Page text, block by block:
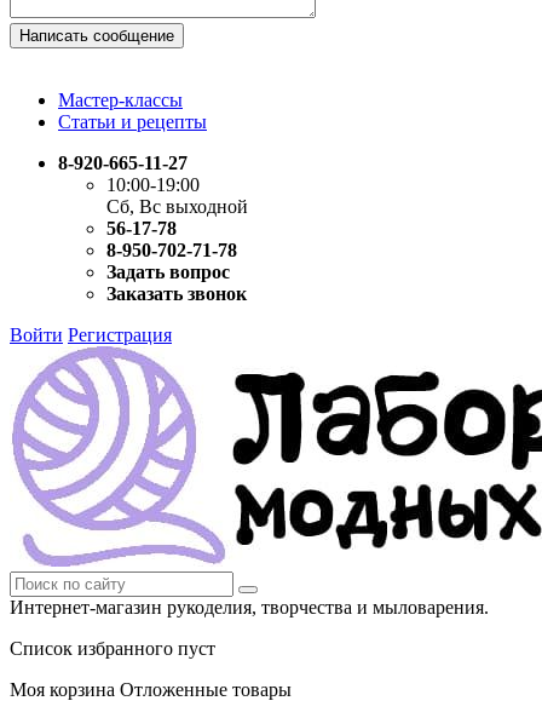
Написать сообщение
Мастер-классы
Статьи и рецепты
8-920-665-11-27
10:00-19:00
Сб, Вс выходной
56-17-78
8-950-702-71-78
Задать вопрос
Заказать звонок
Войти Регистрация
Интернет-магазин рукоделия, творчества и мыловарения.
Список избранного пуст
Моя корзина Отложенные товары